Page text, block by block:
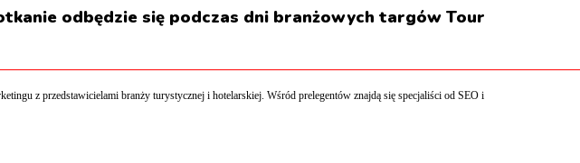
odbędzie się podczas dni branżowych targów Tour
z przedstawicielami branży turystycznej i hotelarskiej. Wśród prelegentów znajdą się specjaliści od SEO i